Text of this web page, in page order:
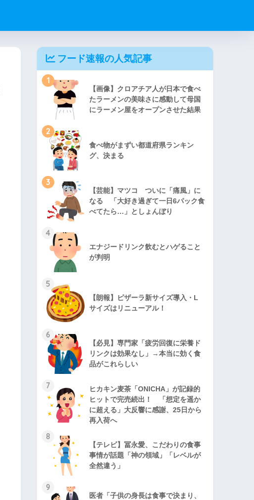
フード速報の人気記事
1
【画像】クロアチア人が日本で食べ
たラーメンの美味さに感動して母国
にラーメン屋をオープンさせた結果
2
食べ物がまずい都道府県ランキン
グ、決まる
3
【芸能】マツコ ついに「痛風」に
なる 「大好き過ぎて一日6パック食
べてたら…」としょんぼり
4
エナジードリンク飲むとハゲること
が判明
5
【朗報】ピザーラ新サイズ導入・L
サイズはリニューアル！
6
【必見】専門家「疲労回復に栄養ド
リンクは効果なし」→本当に効く食
品がこれらしい
7
ヒカキン麦茶「ONICHA」が記録的
ヒットで完売続出！ 「想定を遥か
に超える」大反響に感謝、25日から
再入荷へ
8
【テレビ】冨永愛、こだわりの食事
事情が話題「神の領域」「レベルが
全然違う」
9
医者「子供の身長は食事で決まり、